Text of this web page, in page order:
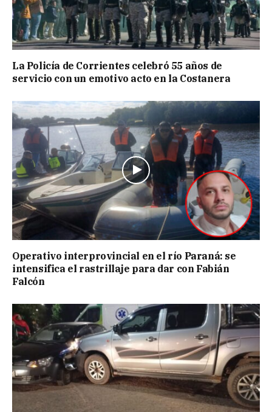
La Policía de Corrientes celebró 55 años de
servicio con un emotivo acto en la Costanera
Operativo interprovincial en el río Paraná: se
intensifica el rastrillaje para dar con Fabián
Falcón